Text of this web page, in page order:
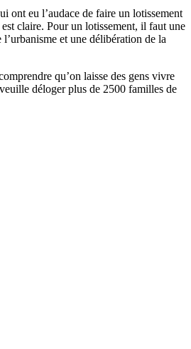
ont eu l’audace de faire un lotissement
claire. Pour un lotissement, il faut une
et une délibération de la
qu’on laisse des gens vivre
déloger plus de 2500 familles de